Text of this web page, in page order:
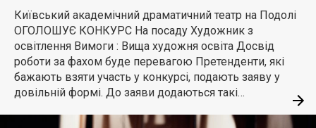
Київський академічний драматичний театр на Подолі
ОГОЛОШУЄ КОНКУРС На посаду Художник з
освітлення Вимоги : Вища художня освіта Досвід
роботи за фахом буде перевагою Претенденти, які
бажають взяти участь у конкурсі, подають заяву у
довільній формі. До заяви додаються такі…